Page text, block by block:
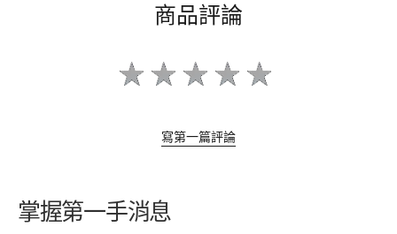
商品評論
寫第一篇評論
掌握第一手消息